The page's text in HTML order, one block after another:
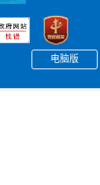
电脑版